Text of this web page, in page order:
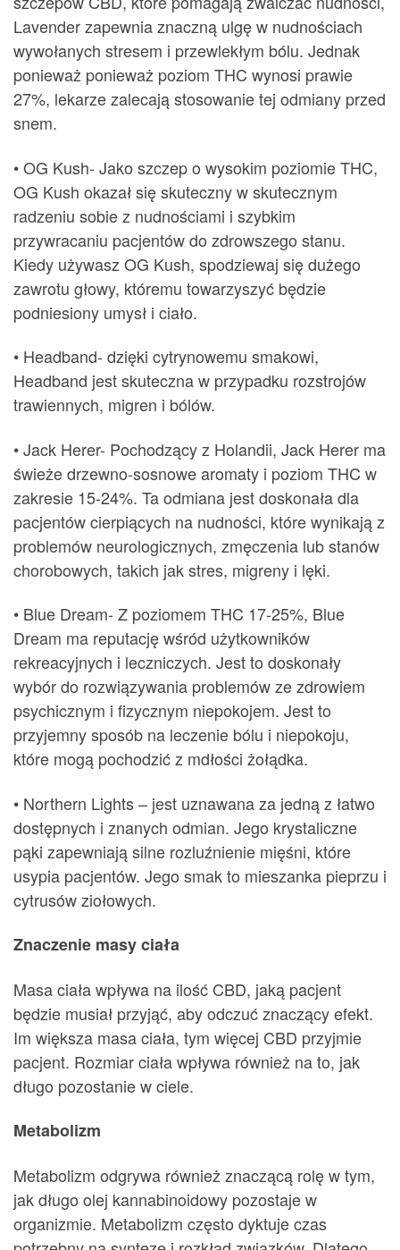
Lavender zapewnia znaczną ulgę w nudnościach
wywołanych stresem i przewlekłym bólu. Jednak
ponieważ ponieważ poziom THC wynosi prawie
27%, lekarze zalecają stosowanie tej odmiany przed
snem.
• OG Kush- Jako szczep o wysokim poziomie THC,
OG Kush okazał się skuteczny w skutecznym
radzeniu sobie z nudnościami i szybkim
przywracaniu pacjentów do zdrowszego stanu.
Kiedy używasz OG Kush, spodziewaj się dużego
zawrotu głowy, któremu towarzyszyć będzie
podniesiony umysł i ciało.
• Headband- dzięki cytrynowemu smakowi,
Headband jest skuteczna w przypadku rozstrojów
trawiennych, migren i bólów.
• Jack Herer- Pochodzący z Holandii, Jack Herer ma
świeże drzewno-sosnowe aromaty i poziom THC w
zakresie 15-24%. Ta odmiana jest doskonała dla
pacjentów cierpiących na nudności, które wynikają z
problemów neurologicznych, zmęczenia lub stanów
chorobowych, takich jak stres, migreny i lęki.
• Blue Dream- Z poziomem THC 17-25%, Blue
Dream ma reputację wśród użytkowników
rekreacyjnych i leczniczych. Jest to doskonały
wybór do rozwiązywania problemów ze zdrowiem
psychicznym i fizycznym niepokojem. Jest to
przyjemny sposób na leczenie bólu i niepokoju,
które mogą pochodzić z mdłości żołądka.
• Northern Lights – jest uznawana za jedną z łatwo
dostępnych i znanych odmian. Jego krystaliczne
pąki zapewniają silne rozluźnienie mięśni, które
usypia pacjentów. Jego smak to mieszanka pieprzu i
cytrusów ziołowych.
Znaczenie masy ciała
Masa ciała wpływa na ilość CBD, jaką pacjent
będzie musiał przyjąć, aby odczuć znaczący efekt.
Im większa masa ciała, tym więcej CBD przyjmie
pacjent. Rozmiar ciała wpływa również na to, jak
długo pozostanie w ciele.
Metabolizm
Metabolizm odgrywa również znaczącą rolę w tym,
jak długo olej kannabinoidowy pozostaje w
organizmie. Metabolizm często dyktuje czas